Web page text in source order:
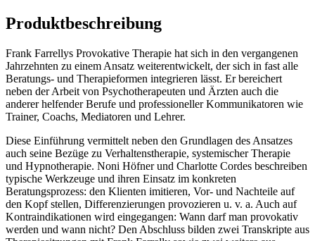
Produktbeschreibung
Frank Farrellys Provokative Therapie hat sich in den vergangenen
Jahrzehnten zu einem Ansatz weiterentwickelt, der sich in fast alle
Beratungs- und Therapieformen integrieren lässt. Er bereichert
neben der Arbeit von Psychotherapeuten und Ärzten auch die
anderer helfender Berufe und professioneller Kommunikatoren wie
Trainer, Coachs, Mediatoren und Lehrer.
Diese Einführung vermittelt neben den Grundlagen des Ansatzes
auch seine Bezüge zu Verhaltenstherapie, systemischer Therapie
und Hypnotherapie. Noni Höfner und Charlotte Cordes beschreiben
typische Werkzeuge und ihren Einsatz im konkreten
Beratungsprozess: den Klienten imitieren, Vor- und Nachteile auf
den Kopf stellen, Differenzierungen provozieren u. v. a. Auch auf
Kontraindikationen wird eingegangen: Wann darf man provokativ
werden und wann nicht? Den Abschluss bilden zwei Transkripte aus